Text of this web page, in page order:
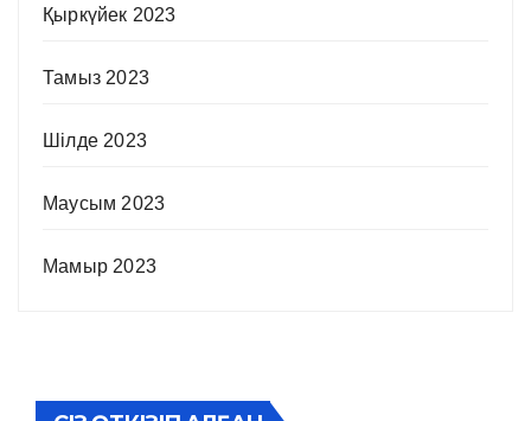
Қыркүйек 2023
Тамыз 2023
Шілде 2023
Маусым 2023
Мамыр 2023